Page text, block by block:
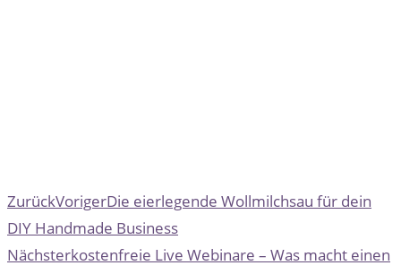
ZurückVorigerDie eierlegende Wollmilchsau für dein
DIY Handmade Business
Nächsterkostenfreie Live Webinare – Was macht einen